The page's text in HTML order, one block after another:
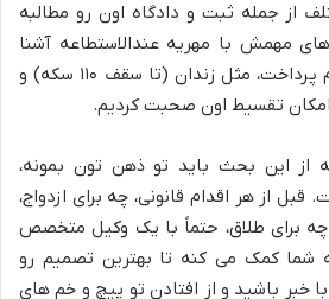
از جمله ثبت و دادگاه اون رو مطالبه
مهمش با مهریه عندالاستطاعه آشنا
شدیم و از پیامدهای عدم پرداخت، مثل زندان (تا سقف ۱۱۰ سکه) و
تقسیط اون صحبت کردیم.
این بحث باید تو ذهن تون بمونه،
از هر اقدام قانونی، چه برای ازدواج،
چه برای طلاق، حتماً با یک وکیل متخصص
شما کمک می کنه تا بهترین تصمیم رو
خبر باشید و از افتادن تو پیچ و خم های